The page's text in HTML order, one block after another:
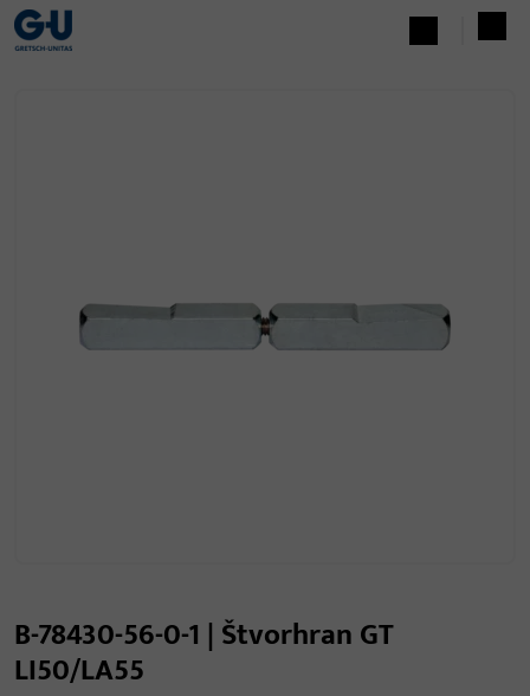
B-78430-56-0-1 | Štvorhran GT
LI50/LA55